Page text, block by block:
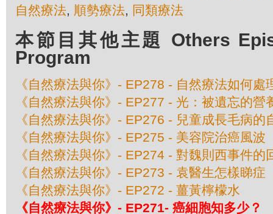
自然療法, 順勢療法, 同類療法
本節目其他主題 Others
Program
《自然療法與你》- EP278 - 自然療法如何處
《自然療法與你》- EP277 - 光：被遺忘的營
《自然療法與你》- EP276 - 兒童成長毛病的
《自然療法與你》- EP275 - 美容院治癌風波
《自然療法與你》- EP274 - 對魏則西事件的
《自然療法與你》- EP273 - 袁醫生怎樣睇症
《自然療法與你》- EP272 - 薑黃檸檬水
《自然療法與你》- EP271- 癌細胞知多少？